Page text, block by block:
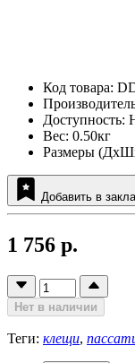
Код товара:
Доступность:
Вес: 0.50кг
Размеры
Добавить в
1 756 р.
Нет в наличии
Теги: клещи,